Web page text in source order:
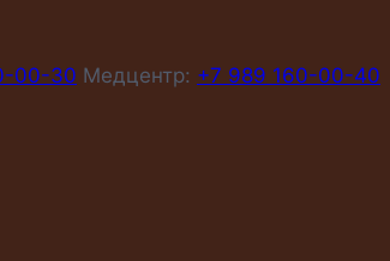
00-30 Медцентр: +7 989 160-00-40